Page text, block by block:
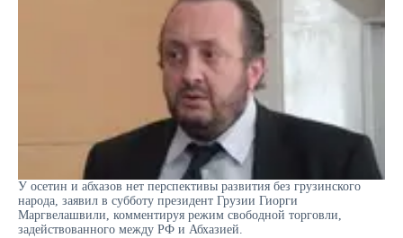
У осетин и абхазов нет перспективы развития без грузинского
народа, заявил в субботу президент Грузии Гиорги
Маргвелашвили, комментируя режим свободной торговли,
задействованного между РФ и Абхазией.